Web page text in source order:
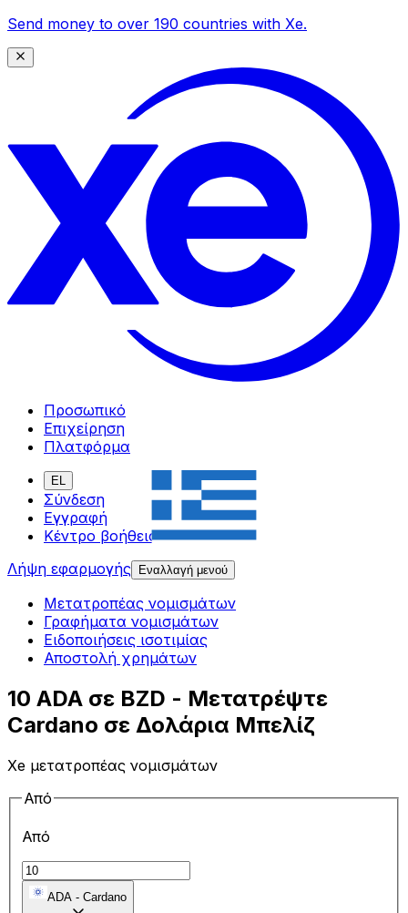
Send money to over 190 countries with Xe.
Προσωπικό
Επιχείρηση
Πλατφόρμα
EL
Σύνδεση
Εγγραφή
Κέντρο βοήθειας
Λήψη εφαρμογής
Εναλλαγή μενού
Μετατροπέας νομισμάτων
Γραφήματα νομισμάτων
Ειδοποιήσεις ισοτιμίας
Αποστολή χρημάτων
10 ADA σε BZD - Μετατρέψτε
Cardano σε Δολάρια Μπελίζ
Xe μετατροπέας νομισμάτων
Από
Από
ADA - Cardano